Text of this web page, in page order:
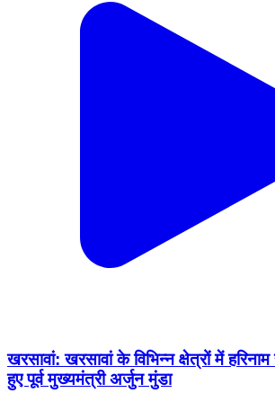
खरसावां: खरसावां के विभिन्न क्षेत्रों में
हुए पूर्व मुख्यमंत्री अर्जुन मुंडा